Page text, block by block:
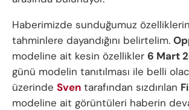
Haberimizde sunduğumuz özelliklerin
tahminlere dayandığını belirtelim.
modeline ait kesin özellikler 6 Mart
günü modelin tanıtılması ile belli
üzerinde Sven tarafından sızdırılan
modeline ait görüntüleri haberin